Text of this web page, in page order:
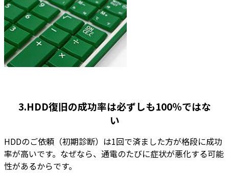
3.HDD復旧の成功率は必ずしも100％ではな
い
HDDのご依頼（初期診断）は1回で済ました方が格段に成功
率が高いです。なぜなら、通電のたびに症状が悪化する可能
性があるからです。